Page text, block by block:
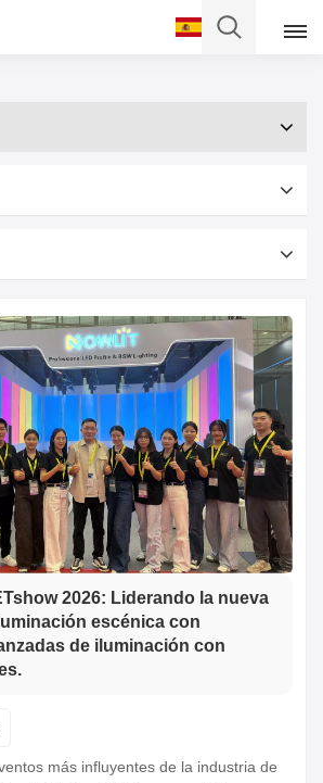
Español
Pусский
Español
Português
한국의
Türkçe
Tiếng Việt
2026: Liderando la nueva
escénica con
de iluminación con
más influyentes de la industria de